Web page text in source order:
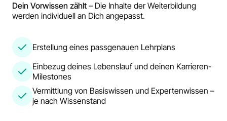
Dein Vorwissen zählt – Die Inhalte der Weiterbildung
werden individuell an Dich angepasst.
Erstellung eines passgenauen Lehrplans
Einbezug deines Lebenslauf und deinen Karrieren-
Milestones
Vermittlung von Basiswissen und Expertenwissen –
je nach Wissenstand